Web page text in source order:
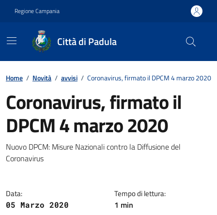
Regione Campania
Città di Padula
Contenuti in evidenza
Home / Novità / avvisi / Coronavirus, firmato il DPCM 4 marzo 2020
Coronavirus, firmato il
DPCM 4 marzo 2020
Dettagli della notizia
Nuovo DPCM: Misure Nazionali contro la Diffusione del
Coronavirus
Data:
05 Marzo 2020
Tempo di lettura:
1 min